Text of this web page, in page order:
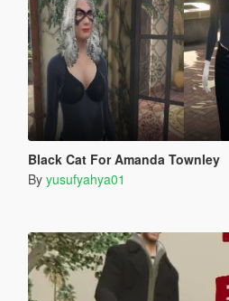
Black Cat For Amanda Townley
By yusufyahya01